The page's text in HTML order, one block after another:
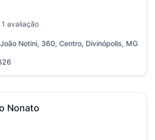
1 avaliação
Notini, 360, Centro, Divinópolis, MG
Nonato